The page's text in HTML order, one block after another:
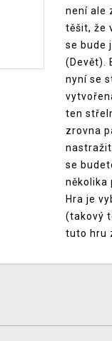
není ale
těšit, že
se bude
(Devět).
nyní se
ten
zrovna
se
několika
Hra je
(takový
tuto hru